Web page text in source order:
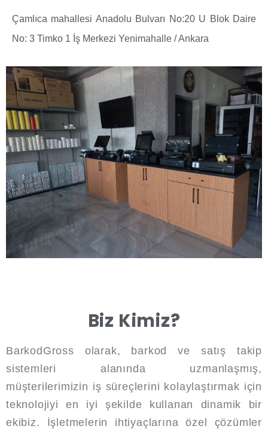
Çamlıca mahallesi Anadolu Bulvarı No:20 U Blok Daire
No: 3 Timko 1 İş Merkezi Yenimahalle / Ankara
Biz Kimiz?
BarkodGross olarak, barkod ve satış takip
sistemleri alanında uzmanlaşmış,
müşterilerimizin iş süreçlerini kolaylaştırmak için
teknolojiyi en iyi şekilde kullanan dinamik bir
ekibiz. İşletmelerin ihtiyaçlarına özel çözümler